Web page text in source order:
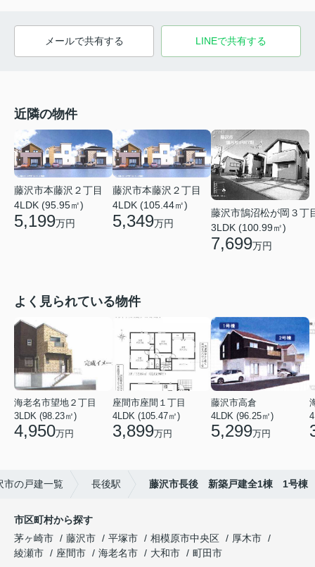
メールで共有する LINEで共有する
近隣の物件
藤沢市本藤沢２丁目
4LDK (95.95㎡)
5,199万円
藤沢市本藤沢２丁目
4LDK (105.44㎡)
5,349万円
藤沢市鵠沼松が岡３丁
3LDK (100.99㎡)
7,699万円
よく見られている物件
海老名市望地２丁目
3LDK (98.23㎡)
4,950万円
座間市座間１丁目
4LDK (105.47㎡)
3,899万円
藤沢市高倉
4LDK (96.25㎡)
5,299万円
市の戸建一覧 長後駅 藤沢市長後 新築戸建全1棟 1号棟
市区町村から探す
茅ヶ崎市
藤沢市 平塚市 相模原市中央区
厚木市
綾瀬市
座間市 海老名市 大和市
町田市